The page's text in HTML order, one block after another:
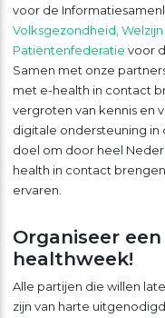
voor de
Volksgezondheid,
Patiëntenfederatie voor
Samen met onze
met e-health in contact
vergroten van kennis en
digitale ondersteuning in
doel om door heel
health in contact
ervaren.
Organiseer
healthweek!
Alle partijen die willen
zijn van harte